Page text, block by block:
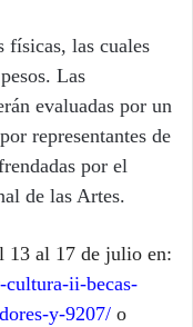
físicas, las cuales
Las
evaluadas por un
representantes de
por el
de las Artes.
13 al 17 de julio en:
cultura-ii-becas-
y-9207/ o